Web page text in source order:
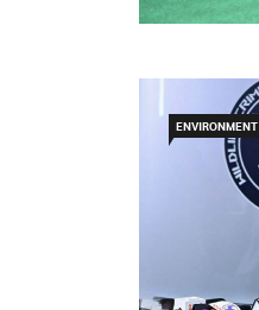
ENVIRONMENT